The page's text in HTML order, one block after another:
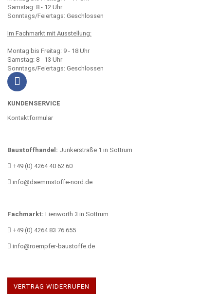
Samstag: 8 - 12 Uhr
Sonntags/Feiertags: Geschlossen
Im Fachmarkt mit Ausstellung:
Montag bis Freitag: 9 - 18 Uhr
Samstag: 8 - 13 Uhr
Sonntags/Feiertags: Geschlossen
KUNDENSERVICE
Kontaktformular
Baustoffhandel: Junkerstraße 1 in Sottrum
+49 (0) 4264 40 62 60
info@daemmstoffe-nord.de
Fachmarkt: Lienworth 3 in Sottrum
+49 (0) 4264 83 76 655
info@roempfer-baustoffe.de
VERTRAG WIDERRUFEN